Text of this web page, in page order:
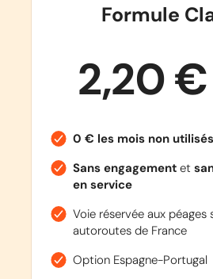
Formule
2,20 €
0 € les mois non
Sans engagementet
en service
Voie réservée aux péages
autoroutes de France
Option Espagne-Portugal